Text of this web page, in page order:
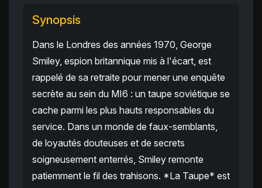
Synopsis
Dans le Londres des années 1970, George
Smiley, espion britannique mis à l'écart, est
rappelé de sa retraite pour mener une enquête
secrète au sein du MI6 : un taupe soviétique se
cache parmi les plus hauts responsables du
service. Dans un monde de faux-semblants,
de loyautés douteuses et de secrets
soigneusement enterrés, Smiley remonte
patiemment le fil des trahisons. *La Taupe* est